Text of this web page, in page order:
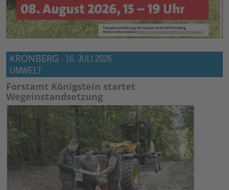
KRONBERG - 16. JULI 2026
UMWELT
Forstamt Königstein startet
Wegeinstandsetzung